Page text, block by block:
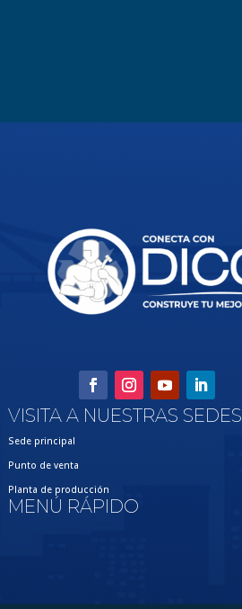
VISITA A NUESTRAS SEDES
Sede principal
Punto de venta
Planta de producción
MENÚ RÁPIDO